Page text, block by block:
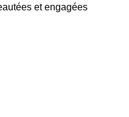
et engagées